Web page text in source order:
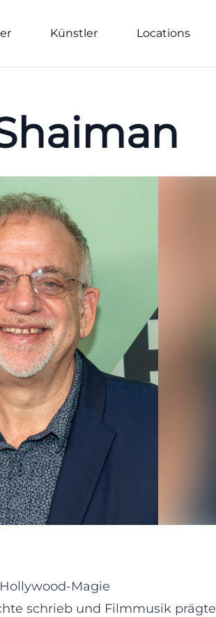
Künstler Locations
Magie
schrieb und Filmmusik prägte